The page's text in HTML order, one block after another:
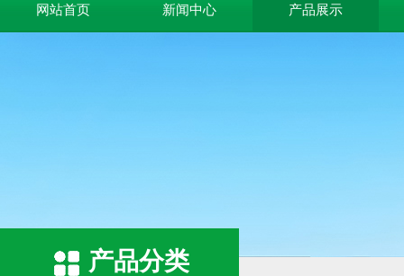
网站首页 新闻中心 产品展示
产品分类